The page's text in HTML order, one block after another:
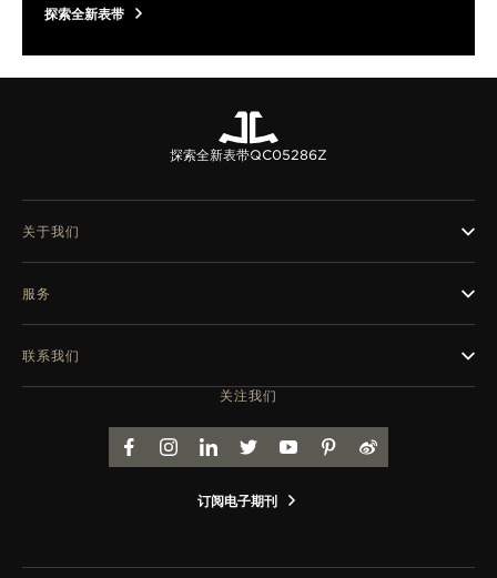
探索全新表带
探索全新表带QC05286Z
关注我们
FACEBOOK
INSTAGRAM
LINKEDINTWITTERYOUTUBEPINTEREST
WEIBO
订阅电子期刊
关于我们
服务
联系我们